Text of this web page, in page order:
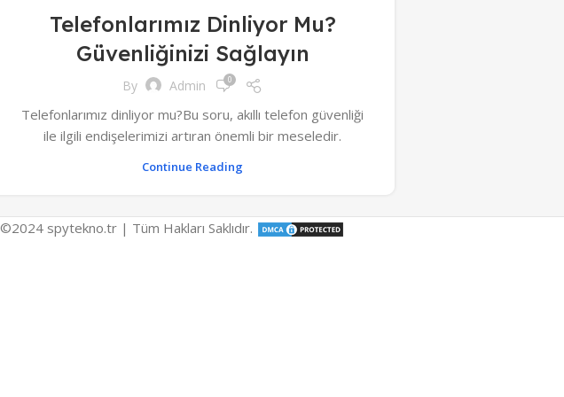
Telefonlarımız Dinliyor Mu?
Güvenliğinizi Sağlayın
By Admin 0
Telefonlarımız dinliyor mu?Bu soru, akıllı telefon güvenliği
ile ilgili endişelerimizi artıran önemli bir meseledir.
Continue Reading
©2024 spytekno.tr | Tüm Hakları Saklıdır.